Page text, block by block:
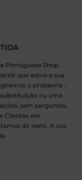
Portuguese Shop.
que adora a sua
o problema -
ou uma
sem perguntas.
Clientes em
do resto. A sua